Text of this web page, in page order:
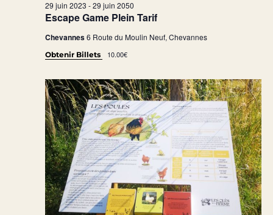
Escape Game Plein Tarif
29 juin 2023 -29 juin 2050
Chevannes6 Route du Moulin Neuf, Chevannes
Obtenir Billets 10.00€